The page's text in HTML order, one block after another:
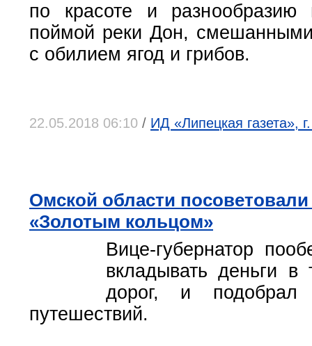
по красоте и разнообразию
поймой реки Дон,
с обилием ягод и грибов.
22.05.2018 06:10 / ИД «Липецкая газета»,
Омской области
«Золотым кольцом»
Вице-губернатор
вкладывать деньги в
дорог, и
путешествий.